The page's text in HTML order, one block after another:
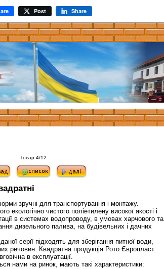
Post Share
Товар 4/12
зручні для транспортування і монтажу.
екологічно чистого поліетилену високої якості і
в системах водопроводу, в умовах харчового та
дизельного палива, на будівельних і дачних
серії підходять для зберігання питної води,
речовин. Квадратна продукція Рото Європласт
в експлуатації.
нами на ринок, мають такі характеристики: